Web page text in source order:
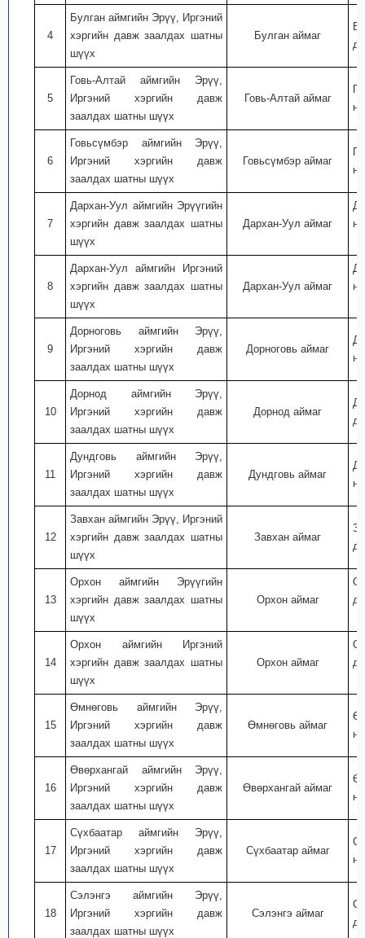
4
Булган аймгийн Эрүү, Иргэний
хэргийн давж заалдах шатны
шүүх
Булган аймаг
5
Говь-Алтай аймгийн Эрүү,
Иргэний хэргийн давж
заалдах шатны шүүх
Говь-Алтай аймаг
6
Говьсүмбэр аймгийн Эрүү,
Иргэний хэргийн давж
заалдах шатны шүүх
Говьсүмбэр аймаг
7
Дархан-Уул аймгийн Эрүүгийн
хэргийн давж заалдах шатны
шүүх
Дархан-Уул аймаг
8
Дархан-Уул аймгийн Иргэний
хэргийн давж заалдах шатны
шүүх
Дархан-Уул аймаг
9
Дорноговь аймгийн Эрүү,
Иргэний хэргийн давж
заалдах шатны шүүх
Дорноговь аймаг
10
Дорнод аймгийн Эрүү,
Иргэний хэргийн давж
заалдах шатны шүүх
Дорнод аймаг
11
Дундговь аймгийн Эрүү,
Иргэний хэргийн давж
заалдах шатны шүүх
Дундговь аймаг
12
Завхан аймгийн Эрүү, Иргэний
хэргийн давж заалдах шатны
шүүх
Завхан аймаг
13
Орхон аймгийн Эрүүгийн
хэргийн давж заалдах шатны
шүүх
Орхон аймаг
14
Орхон аймгийн Иргэний
хэргийн давж заалдах шатны
шүүх
Орхон аймаг
15
Өмнөговь аймгийн Эрүү,
Иргэний хэргийн давж
заалдах шатны шүүх
Өмнөговь аймаг
16
Өвөрхангай аймгийн Эрүү,
Иргэний хэргийн давж
заалдах шатны шүүх
Өвөрхангай аймаг
17
Сүхбаатар аймгийн Эрүү,
Иргэний хэргийн давж
заалдах шатны шүүх
Сүхбаатар аймаг
18
Сэлэнгэ аймгийн Эрүү,
Иргэний хэргийн давж
заалдах шатны шүүх
Сэлэнгэ аймаг